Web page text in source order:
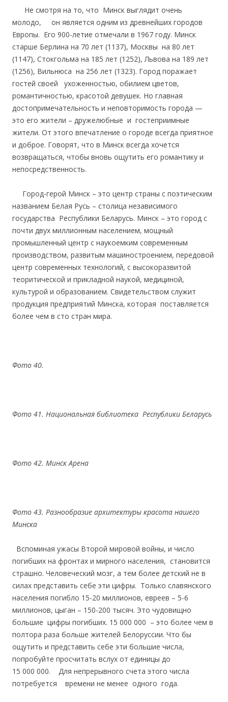
Не смотря на то, что Минск выглядит очень
молодо, он является одним из древнейших городов
Европы. Его 900-летие отмечали в 1967 году. Минск
старше Берлина на 70 лет (1137), Москвы на 80 лет
(1147), Cтокгольма на 185 лет (1252), Львова на 189 лет
(1256), Вильнюса на 256 лет (1323). Город поражает
гостей своей ухоженностью, обилием цветов,
романтичностью, красотой девушек. Но главная
достопримечательность и неповторимость города —
это его жители – дружелюбные и гостеприимные
жители. От этого впечатление о городе всегда приятное
и доброе. Говорят, что в Минск всегда хочется
возвращаться, чтобы вновь ощутить его романтику и
непосредственность.
Город-герой Минск – это центр страны с поэтическим
названием Белая Русь – столица независимого
государства Республики Беларусь. Минск – это город с
почти двух миллионным населением, мощный
промышленный центр с наукоемким современным
производством, развитым машиностроением, передовой
центр современных технологий, с высокоразвитой
теоритической и прикладной наукой, медициной,
культурой и образованием. Свидетельством служит
продукция предприятий Минска, которая поставляется
более чем в сто стран мира.
Фото 40.
Фото 41. Национальная библиотека Республики Беларусь
Фото 42. Минск Арена
Фото 43. Разнообразие архитектуры красота нашего
Минска
Вспоминая ужасы Второй мировой войны, и число
погибших на фронтах и мирного населения, становится
страшно. Человеческий мозг, а тем более детский не в
силах представить себе эти цифры. Только славянского
населения погибло 15-20 миллионов, евреев – 5-6
миллионов, цыган – 150-200 тысяч. Это чудовищно
большие цифры погибших. 15 000 000 – это более чем в
полтора раза больше жителей Белоруссии. Что бы
ощутить и представить себе эти большие числа,
попробуйте просчитать вслух от единицы до
15 000 000. Для непрерывного счета этого числа
потребуется времени не менее одного года.